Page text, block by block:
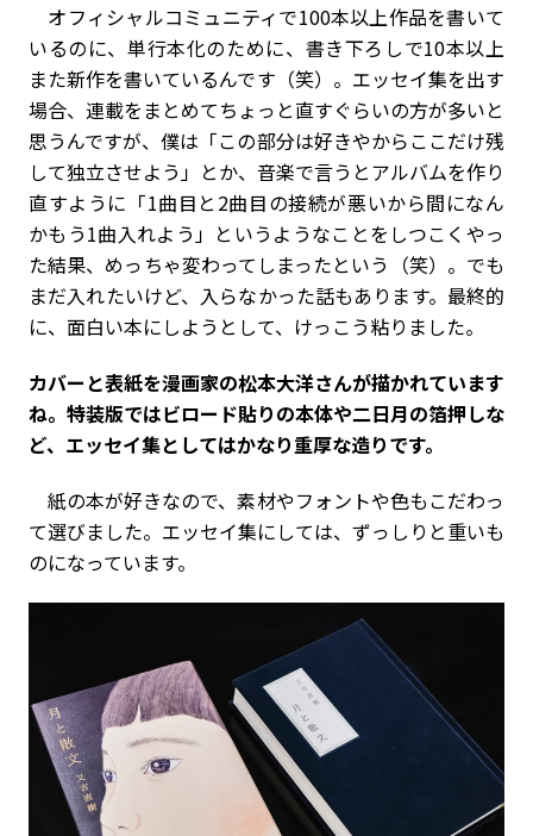
オフィシャルコミュニティで100本以上作品を書いて
いるのに、単行本化のために、書き下ろしで10本以上
また新作を書いているんです（笑）。エッセイ集を出す
場合、連載をまとめてちょっと直すぐらいの方が多いと
思うんですが、僕は「この部分は好きやからここだけ残
して独立させよう」とか、音楽で言うとアルバムを作り
直すように「1曲目と2曲目の接続が悪いから間になん
かもう1曲入れよう」というようなことをしつこくやっ
た結果、めっちゃ変わってしまったという（笑）。でも
まだ入れたいけど、入らなかった話もあります。最終的
に、面白い本にしようとして、けっこう粘りました。
――カバーと表紙を漫画家の松本大洋さんが描かれています
ね。特装版ではビロード貼りの本体や二日月の箔押しな
ど、エッセイ集としてはかなり重厚な造りです。
紙の本が好きなので、素材やフォントや色もこだわっ
て選びました。エッセイ集にしては、ずっしりと重いも
のになっています。